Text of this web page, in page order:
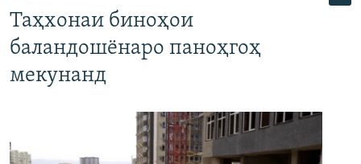
Таҳхонаи биноҳои
баландошёнаро паноҳгоҳ
мекунанд